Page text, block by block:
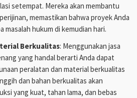
setempat. Mereka akan membantu
memastikan bahwa proyek Anda
masalah hukum di kemudian hari.
Berkualitas: Menggunakan jasa
yang handal berarti Anda dapat
peralatan dan material berkualitas
dan bahan berkualitas akan
yang kuat, tahan lama, dan bebas